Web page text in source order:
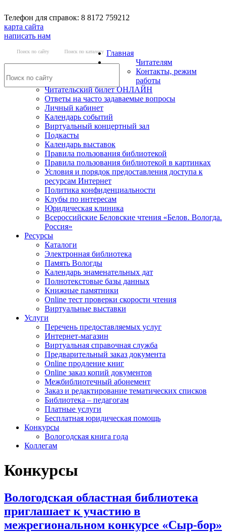
Телефон для справок: 8 8172 759212
карта сайта
написать нам
Поиск по сайту Поиск по каталогу Главная
Читателям
Контакты, режим
работы
Читательский билет ОНЛАЙН
Ответы на часто задаваемые вопросы
Личный кабинет
Календарь событий
Виртуальный концертный зал
Подкасты
Календарь выставок
Правила пользования библиотекой
Правила пользования библиотекой в картинках
Условия и порядок предоставления доступа к
ресурсам Интернет
Политика конфиденциальности
Клубы по интересам
Юридическая клиника
Всероссийские Беловские чтения «Белов. Вологда.
Россия»
Ресурсы
Каталоги
Электронная библиотека
Память Вологды
Календарь знаменательных дат
Полнотекстовые базы данных
Книжные памятники
Online тест проверки скорости чтения
Виртуальные выставки
Услуги
Перечень предоставляемых услуг
Интернет-магазин
Виртуальная справочная служба
Предварительный заказ документа
Online продление книг
Online заказ копий документов
Межбиблиотечный абонемент
Заказ и редактирование тематических списков
Библиотека – педагогам
Платные услуги
Бесплатная юридическая помощь
Конкурсы
Вологодская книга года
Коллегам
Конкурсы
Вологодская областная библиотека
приглашает к участию в
межрегиональном конкурсе «Сыр-бор»